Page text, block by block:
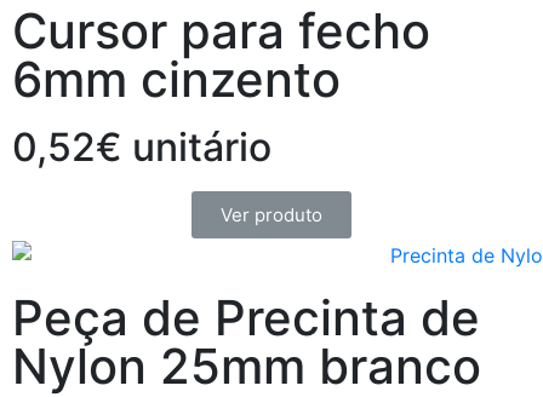
Cursor para fecho
6mm cinzento
0,52€ unitário
Ver produto
Peça de Precinta de
Nylon 25mm branco